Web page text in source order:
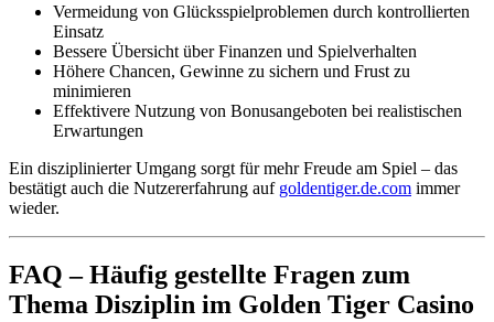
Vermeidung von Glücksspielproblemen durch kontrollierten
Einsatz
Bessere Übersicht über Finanzen und Spielverhalten
Höhere Chancen, Gewinne zu sichern und Frust zu
minimieren
Effektivere Nutzung von Bonusangeboten bei realistischen
Erwartungen
Ein disziplinierter Umgang sorgt für mehr Freude am Spiel – das
bestätigt auch die Nutzererfahrung auf goldentiger.de.com immer
wieder.
FAQ – Häufig gestellte Fragen zum
Thema Disziplin im Golden Tiger Casino